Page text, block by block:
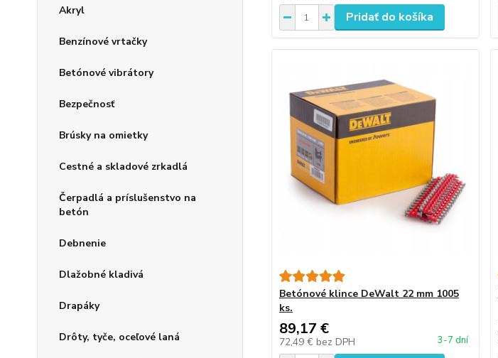
Akryl
Benzínové vrtačky
Betónové vibrátory
Bezpečnosť
Brúsky na omietky
Cestné a skladové zrkadlá
Čerpadlá a príslušenstvo na
betón
Debnenie
Dlažobné kladivá
Drapáky
Drôty, tyče, oceľové laná
Pridať do košíka
Betónové klince DeWalt 22 mm 1005
ks.
89,17 €
72,49 € bez DPH 3-7 dní